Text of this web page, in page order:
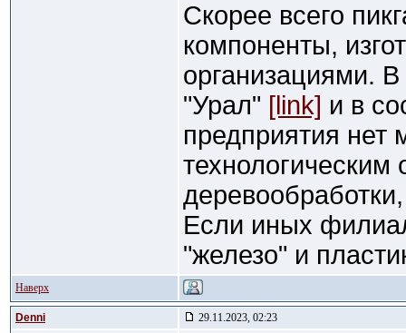
Скорее всего
компоненты,
организациями.
"Урал" [link] и в
предприятия нет
Если иных
"железо" и
Наверх
Denni 29.11.2023, 02:23